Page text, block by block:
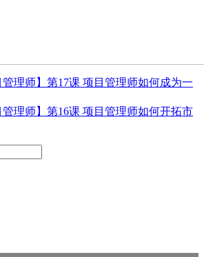
管理师】第17课 项目管理师如何成为一
管理师】第16课 项目管理师如何开拓市